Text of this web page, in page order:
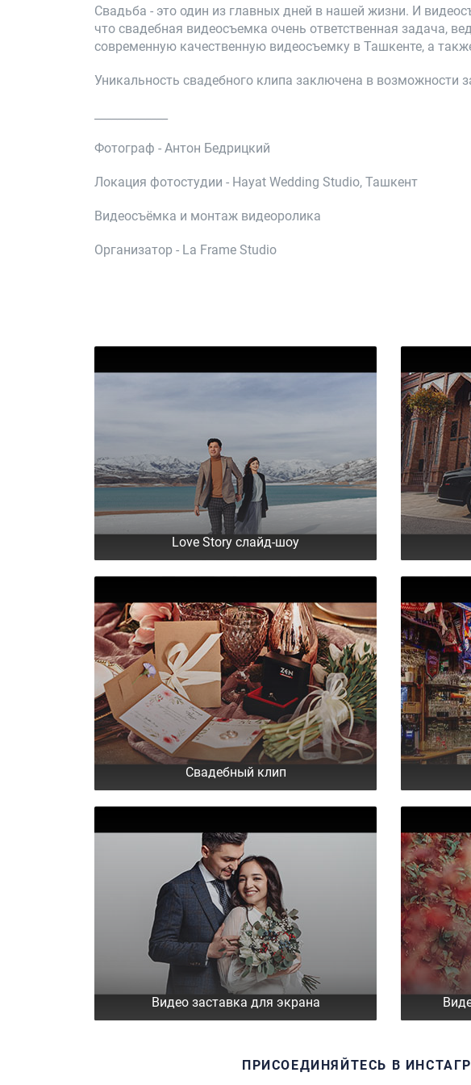
Свадьба - это один из главных дней в нашей жизни. И
что свадебная видеосъемка очень ответственная задача,
современную качественную видеосъемку в Ташкенте, а
Уникальность свадебного клипа заключена в возможности
Фотограф - Антон Бедрицкий
Локация фотостудии - Hayat Wedding Studio, Ташкент
Видеосъёмка и монтаж видеоролика
Организатор - La Frame Studio
Love Story слайд-шоу
Свадебный клип
Видео заставка для экрана
ПРИСОЕДИНЯЙТЕСЬ В